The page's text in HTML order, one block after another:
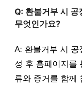
Q: 환불거부 시
무엇인가요?
A: 환불거부 시
성 후 홈페이지를
류와 증거를 함께